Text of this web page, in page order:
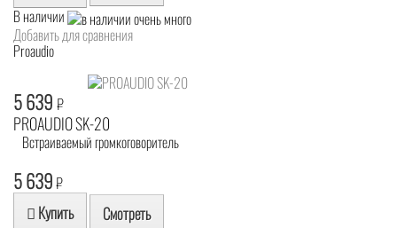
В наличии
Добавить для сравнения
Proaudio
5 639 ₽
PROAUDIO SK-20
Встраиваемый громкоговоритель
5 639₽
Купить Смотреть